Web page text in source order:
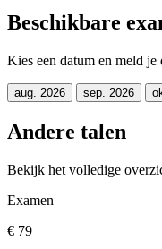
Beschikbare
Kies een datum en meld je
aug. 2026 sep. 2026
Andere talen
Bekijk het volledige
Examen
€ 79